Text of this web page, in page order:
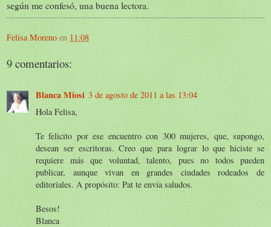
según me confesó, una buena lectora.
Felisa Moreno en 11:08
9 comentarios:
Blanca Miosi 3 de agosto de 2011 a las 13:04
Hola Felisa,
Te felicito por ese encuentro con 300 mujeres, que, supongo,
desean ser escritoras. Creo que para lograr lo que hiciste se
requiere más que voluntad, talento, pues no todos pueden
publicar, aunque vivan en grandes ciudades rodeados de
editoriales. A propósito: Pat te envía saludos.
Besos!
Blanca